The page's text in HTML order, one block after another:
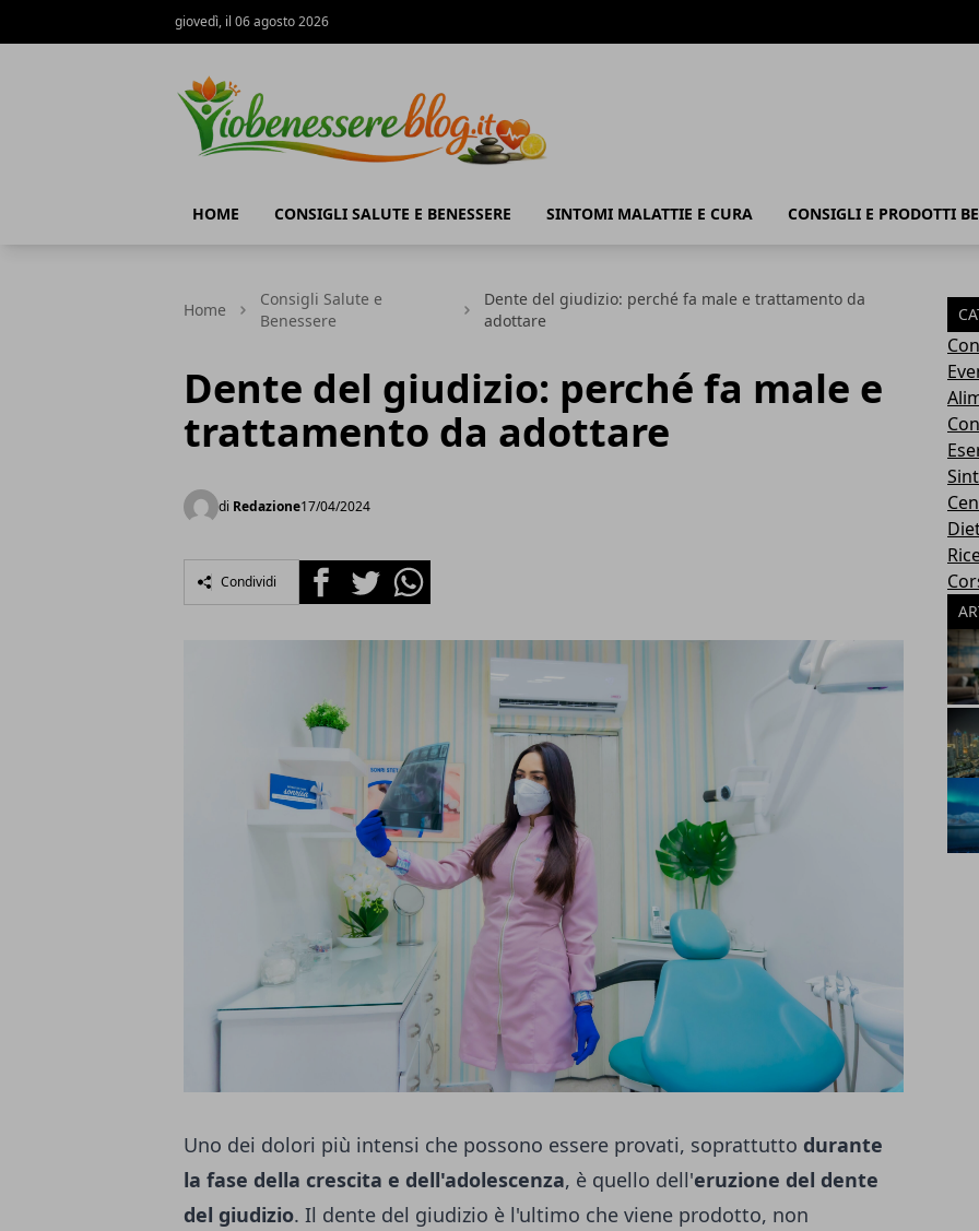
giovedì, il 06 agosto 2026
HOME CONSIGLI SALUTE E BENESSERE SINTOMI MALATTIE E CURA CONSIGLI E PRODOTTI
Home
Consigli Salute e
Benessere
Dente del giudizio: perché fa male e trattamento da
adottare
Dente del giudizio: perché fa male e
trattamento da adottare
di Redazione17/04/2024
Condividi FacebookTwitterWhatsapp
Uno dei dolori più intensi che possono essere provati, soprattutto durante
la fase della crescita e dell'adolescenza, è quello dell'eruzione del dente
del giudizio. Il dente del giudizio è l'ultimo che viene prodotto, non